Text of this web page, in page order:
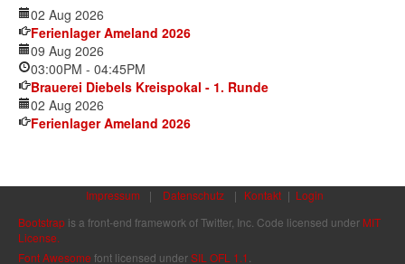
02 Aug 2026
Ferienlager Ameland 2026
09 Aug 2026
03:00PM - 04:45PM
Brauerei Diebels Kreispokal - 1. Runde
02 Aug 2026
Ferienlager Ameland 2026
Impressum | Datenschutz | Kontakt | Login
Bootstrap is a front-end framework of Twitter, Inc. Code licensed under MIT
License.
Font Awesome font licensed underSIL OFL 1.1